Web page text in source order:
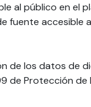
al público en el
fuente accesible
de los datos de
de Protección de